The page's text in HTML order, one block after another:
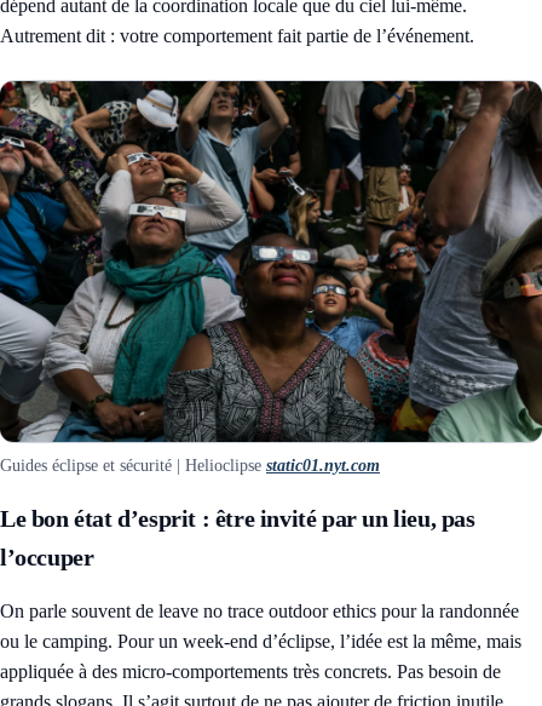
dépend autant de la coordination locale que du ciel lui-même.
Autrement dit : votre comportement fait partie de l’événement.
Guides éclipse et sécurité | Helioclipse static01.nyt.com
Le bon état d’esprit : être invité par un lieu, pas
l’occuper
On parle souvent de leave no trace outdoor ethics pour la randonnée
ou le camping. Pour un week-end d’éclipse, l’idée est la même, mais
appliquée à des micro-comportements très concrets. Pas besoin de